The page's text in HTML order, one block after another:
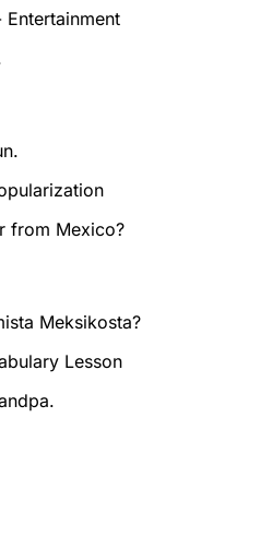
Entertainment
from Mexico?
Meksikosta?
Lesson